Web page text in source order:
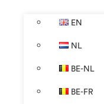
EN
NL
BE-NL
BE-FR